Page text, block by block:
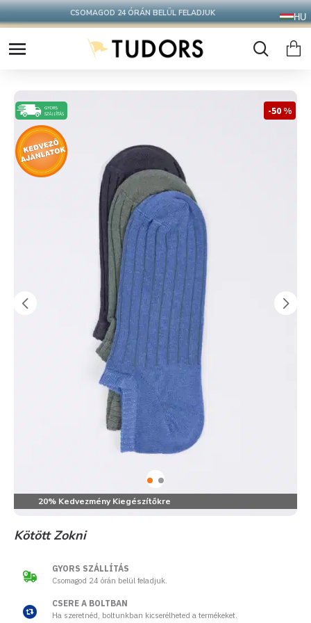
CSOMAGOD 24 ÓRÁN BELÜL FELADJUK HU
20% Kedvezmény Kiegészítőkre
-50 %
Kötött Zokni
GYORS SZÁLLÍTÁS
Csomagod 24 órán belül feladjuk.
CSERE A BOLTBAN
Ha szeretnéd, boltunkban kicserélheted a termékeket.